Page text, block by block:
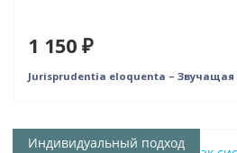
1 150 ₽
Jurisprudentia eloquenta –
Индивидуальный подход